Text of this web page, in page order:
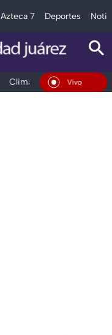
Azteca 7 Deportes
Clima Deportes
En Vivo